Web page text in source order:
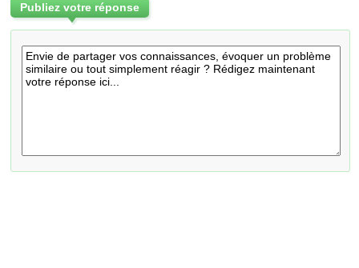
Publiez votre réponse